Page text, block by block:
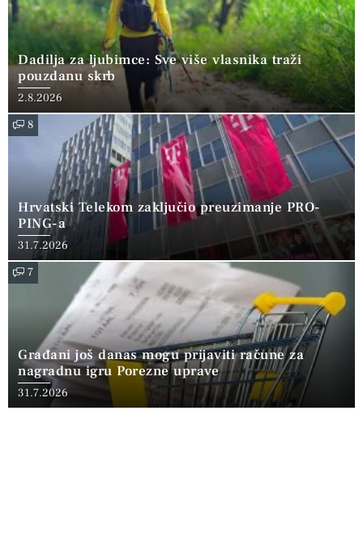
Dadilja za ljubimce: Sve više vlasnika traži
pouzdanu skrb
2.8.2026
8
Hrvatski Telekom zaključio preuzimanje PRO-
PING-a
31.7.2026
7
Građani još danas mogu prijaviti račune za
nagradnu igru Porezne uprave
31.7.2026